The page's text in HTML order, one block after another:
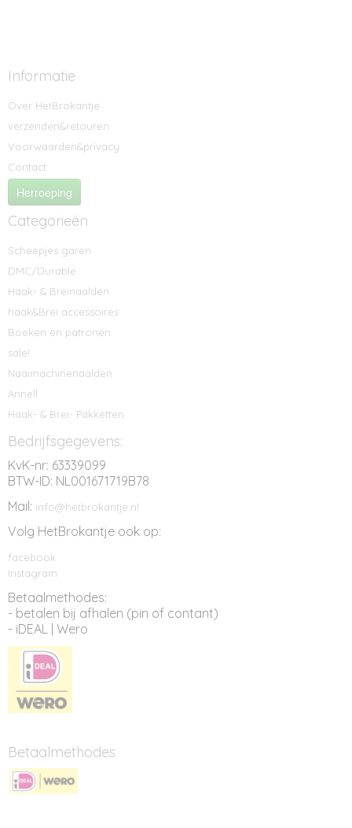
Informatie
Over HetBrokantje
verzenden&retouren
Voorwaarden&privacy
Contact
Herroeping
Categorieën
Scheepjes garen
DMC/Durable
Haak- & Breinaalden
haak&Brei accessoires
Boeken en patronen
sale!
Naaimachinenaalden
Annell
Haak- & Brei- Pakketten
Bedrijfsgegevens:
KvK-nr: 63339099
BTW-ID: NL001671719B78
Mail: info@hetbrokantje.nl
Volg HetBrokantje ook op:
facebook
Instagram
Betaalmethodes:
- betalen bij afhalen (pin of contant)
- iDEAL | Wero
Betaalmethodes